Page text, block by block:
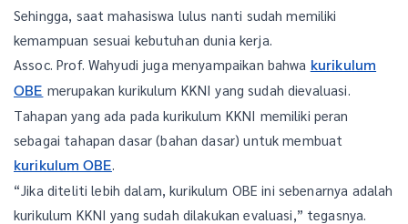
Sehingga, saat mahasiswa lulus nanti sudah memiliki
kemampuan sesuai kebutuhan dunia kerja.
Assoc. Prof. Wahyudi juga menyampaikan bahwa kurikulum
OBE merupakan kurikulum KKNI yang sudah dievaluasi.
Tahapan yang ada pada kurikulum KKNI memiliki peran
sebagai tahapan dasar (bahan dasar) untuk membuat
kurikulum OBE.
“Jika diteliti lebih dalam, kurikulum OBE ini sebenarnya adalah
kurikulum KKNI yang sudah dilakukan evaluasi,” tegasnya.